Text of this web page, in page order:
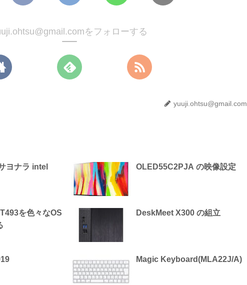
をフォローする
yuuji.ohtsu@gmail.com
ヨナラ intel
OLED55C2PJA の映像設定
を色々なOS
DeskMeet X300 の組立
Magic Keyboard(MLA22J/A)